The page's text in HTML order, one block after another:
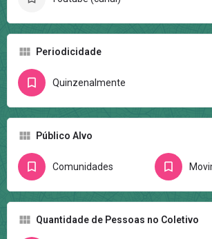
Periodicidade
Quinzenalmente
Público Alvo
Comunidades
Quantidade de Pessoas no Coletivo